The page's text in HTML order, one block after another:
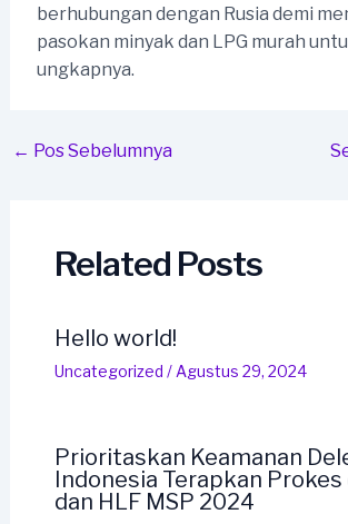
berhubungan dengan Rusia demi
pasokan minyak dan LPG murah
ungkapnya.
Post
← Pos Sebelumnya
Related Posts
Hello world!
Uncategorized /Agustus 29, 2024
Prioritaskan Keamanan
Indonesia Terapkan Prokes
dan HLF MSP 2024